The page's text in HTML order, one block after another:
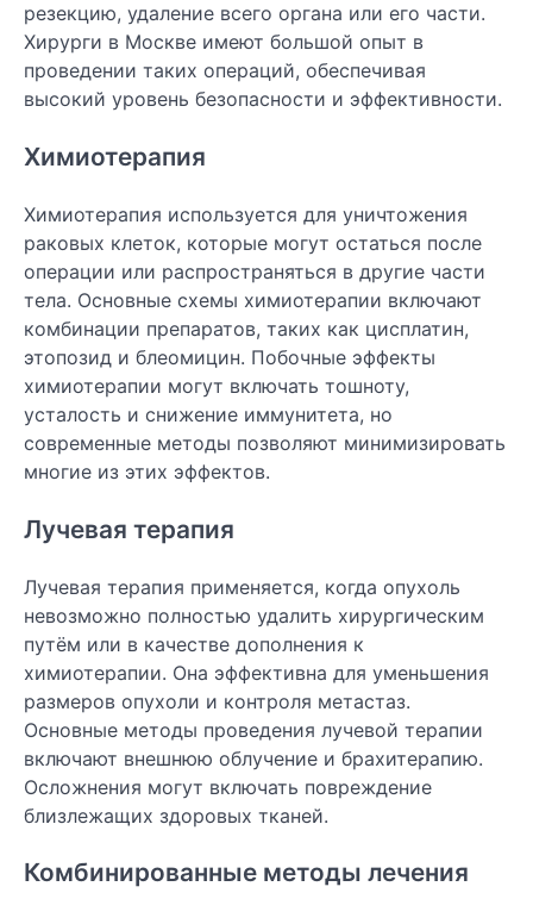
резекцию, удаление всего органа или его части.
Хирурги в Москве имеют большой опыт в
проведении таких операций, обеспечивая
высокий уровень безопасности и эффективности.
Химиотерапия
Химиотерапия используется для уничтожения
раковых клеток, которые могут остаться после
операции или распространяться в другие части
тела. Основные схемы химиотерапии включают
комбинации препаратов, таких как цисплатин,
этопозид и блеомицин. Побочные эффекты
химиотерапии могут включать тошноту,
усталость и снижение иммунитета, но
современные методы позволяют минимизировать
многие из этих эффектов.
Лучевая терапия
Лучевая терапия применяется, когда опухоль
невозможно полностью удалить хирургическим
путём или в качестве дополнения к
химиотерапии. Она эффективна для уменьшения
размеров опухоли и контроля метастаз.
Основные методы проведения лучевой терапии
включают внешнюю облучение и брахитерапию.
Осложнения могут включать повреждение
близлежащих здоровых тканей.
Комбинированные методы лечения